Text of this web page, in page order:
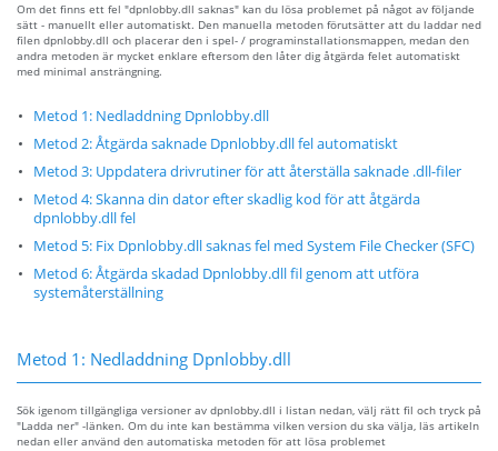
Om det finns ett fel "dpnlobby.dll saknas" kan du lösa problemet på något av följande
sätt - manuellt eller automatiskt. Den manuella metoden förutsätter att du laddar ned
filen dpnlobby.dll och placerar den i spel- / programinstallationsmappen, medan den
andra metoden är mycket enklare eftersom den låter dig åtgärda felet automatiskt
med minimal ansträngning.
Metod 1: Nedladdning Dpnlobby.dll
Metod 2: Åtgärda saknade Dpnlobby.dll fel automatiskt
Metod 3: Uppdatera drivrutiner för att återställa saknade .dll-filer
Metod 4: Skanna din dator efter skadlig kod för att åtgärda
dpnlobby.dll fel
Metod 5: Fix Dpnlobby.dll saknas fel med System File Checker (SFC)
Metod 6: Åtgärda skadad Dpnlobby.dll fil genom att utföra
systemåterställning
Metod 1: Nedladdning Dpnlobby.dll
Sök igenom tillgängliga versioner av dpnlobby.dll i listan nedan, välj rätt fil och tryck på
"Ladda ner" -länken. Om du inte kan bestämma vilken version du ska välja, läs artikeln
nedan eller använd den automatiska metoden för att lösa problemet